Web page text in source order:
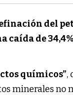
del
de
químicos”,
minerales no